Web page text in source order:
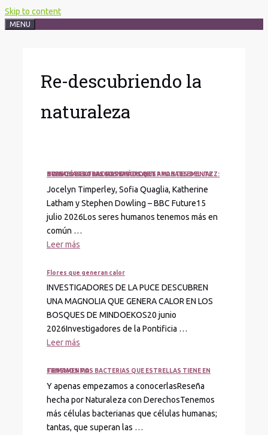
Skip to content
MENU
Re-descubriendo la
naturaleza
BUENOS PARA LAS MATEMÁTICAS Y AMANTES DEL JAZZ: 8 RASGOS EXTRAORDINARIOS QUE PROBABLEMENTE NO SABÍAS SOBRE LOS TIBURONES
Jocelyn Timperley, Sofia Quaglia, Katherine
Latham y Stephen Dowling – BBC Future15
julio 2026Los seres humanos tenemos más en
común …
Leer más
Flores que generan calor
INVESTIGADORES DE LA PUCE DESCUBREN
UNA MAGNOLIA QUE GENERA CALOR EN LOS
BOSQUES DE MINDOEKOS20 junio
2026Investigadores de la Pontificia …
Leer más
TENEMOS MAS BACTERIAS QUE ESTRELLAS TIENE EN FIRMAMENTO
Y apenas empezamos a conocerlasReseña
hecha por Naturaleza con DerechosTenemos
más células bacterianas que células humanas;
tantas, que superan las …